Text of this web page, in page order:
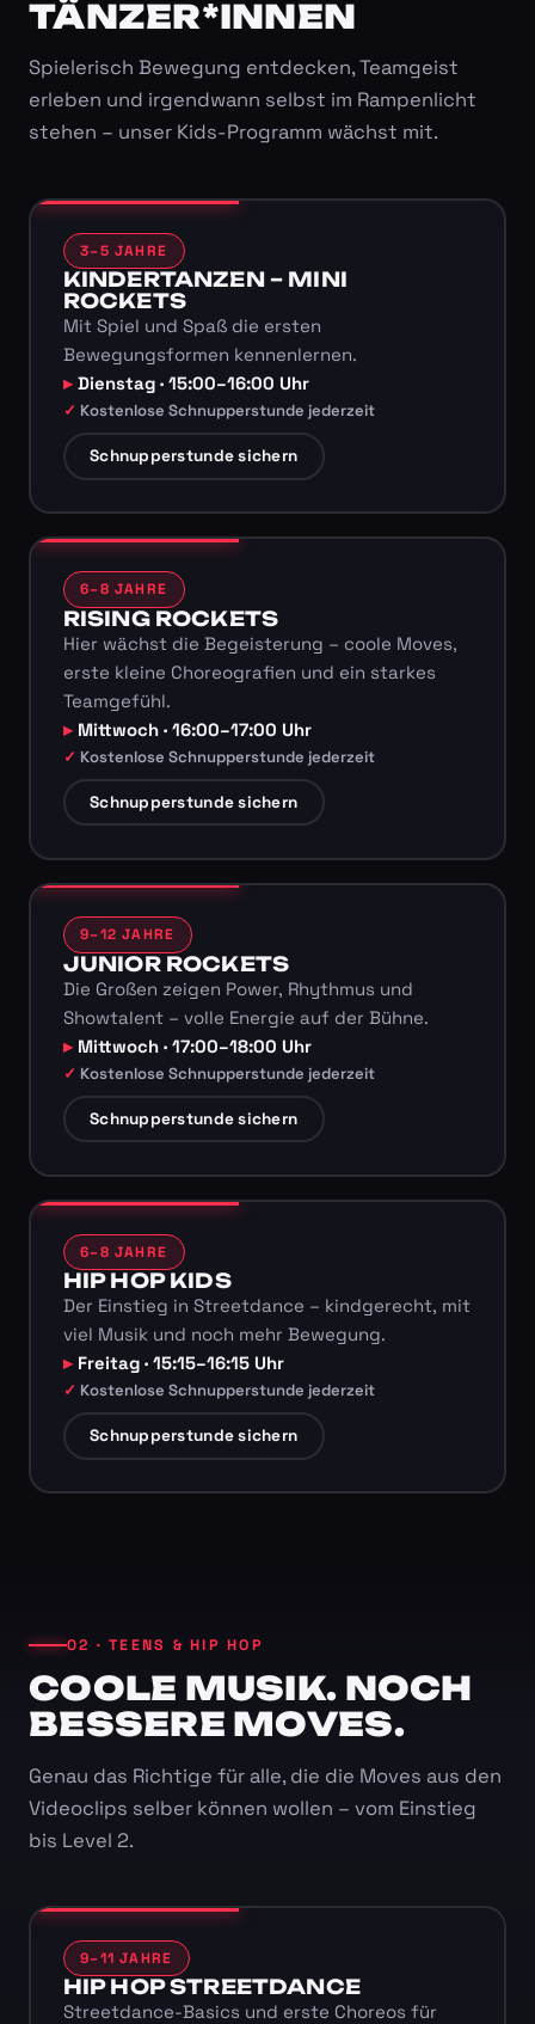
ÄNZER*INNEN
Spielerisch Bewegung entdecken, Teamgeist
erleben und irgendwann selbst im Rampenlicht
stehen – unser Kids-Programm wächst mit.
3–5 JAHRE
KINDERTANZEN – MINI
ROCKETS
Mit Spiel und Spaß die ersten
Bewegungsformen kennenlernen.
Dienstag · 15:00–16:00 Uhr
Kostenlose Schnupperstunde jederzeit
Schnupperstunde sichern
6–8 JAHRE
RISING ROCKETS
Hier wächst die Begeisterung – coole Moves,
erste kleine Choreografien und ein starkes
Teamgefühl.
Mittwoch · 16:00–17:00 Uhr
Kostenlose Schnupperstunde jederzeit
Schnupperstunde sichern
9–12 JAHRE
JUNIOR ROCKETS
Die Großen zeigen Power, Rhythmus und
Showtalent – volle Energie auf der Bühne.
Mittwoch · 17:00–18:00 Uhr
Kostenlose Schnupperstunde jederzeit
Schnupperstunde sichern
6–8 JAHRE
HIP HOP KIDS
Der Einstieg in Streetdance – kindgerecht, mit
viel Musik und noch mehr Bewegung.
Freitag · 15:15–16:15 Uhr
Kostenlose Schnupperstunde jederzeit
Schnupperstunde sichern
02 · TEENS & HIP HOP
COOLE MUSIK. NOCH
BESSERE MOVES.
Genau das Richtige für alle, die die Moves aus den
Videoclips selber können wollen – vom Einstieg
bis Level 2.
9–11 JAHRE
HIP HOP STREETDANCE
Streetdance-Basics und erste Choreos für